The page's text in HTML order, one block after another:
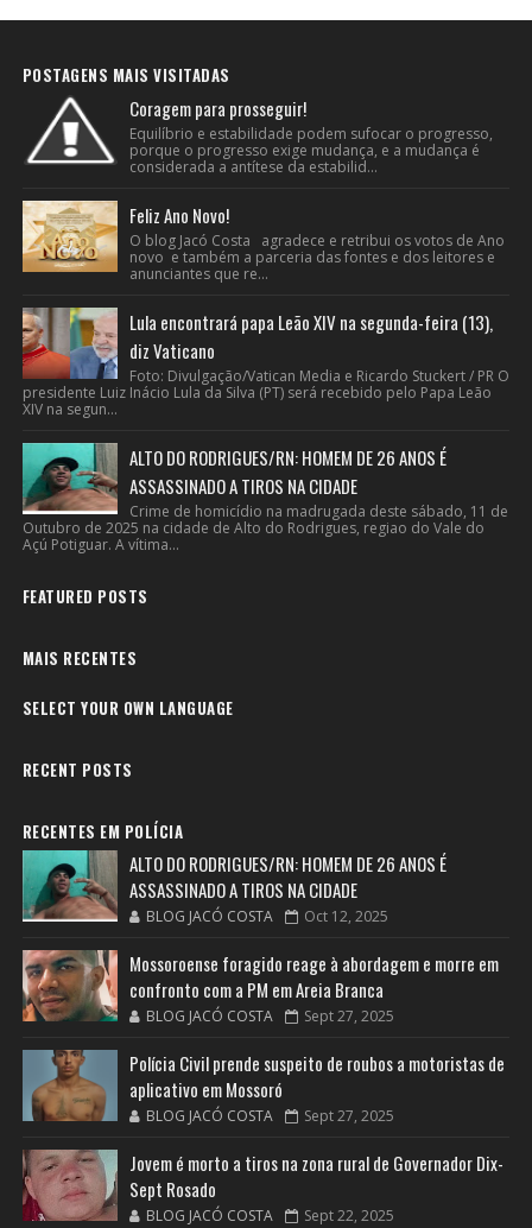
POSTAGENS MAIS VISITADAS
Coragem para prosseguir!
Equilíbrio e estabilidade podem sufocar o progresso,
porque o progresso exige mudança, e a mudança é
considerada a antítese da estabilid...
Feliz Ano Novo!
O blog Jacó Costa agradece e retribui os votos de Ano
novo e também a parceria das fontes e dos leitores e
anunciantes que re...
Lula encontrará papa Leão XIV na segunda-feira (13),
diz Vaticano
Foto: Divulgação/Vatican Media e Ricardo Stuckert / PR O
presidente Luiz Inácio Lula da Silva (PT) será recebido pelo Papa Leão
XIV na segun...
ALTO DO RODRIGUES/RN: HOMEM DE 26 ANOS É
ASSASSINADO A TIROS NA CIDADE
Crime de homicídio na madrugada deste sábado, 11 de
Outubro de 2025 na cidade de Alto do Rodrigues, regiao do Vale do
Açú Potiguar. A vítima...
FEATURED POSTS
MAIS RECENTES
SELECT YOUR OWN LANGUAGE
RECENT POSTS
RECENTES EM POLÍCIA
ALTO DO RODRIGUES/RN: HOMEM DE 26 ANOS É
ASSASSINADO A TIROS NA CIDADE
BLOG JACÓ COSTA Oct 12, 2025
Mossoroense foragido reage à abordagem e morre em
confronto com a PM em Areia Branca
BLOG JACÓ COSTA Sept 27, 2025
Polícia Civil prende suspeito de roubos a motoristas de
aplicativo em Mossoró
BLOG JACÓ COSTA Sept 27, 2025
Jovem é morto a tiros na zona rural de Governador Dix-
Sept Rosado
BLOG JACÓ COSTA Sept 22, 2025